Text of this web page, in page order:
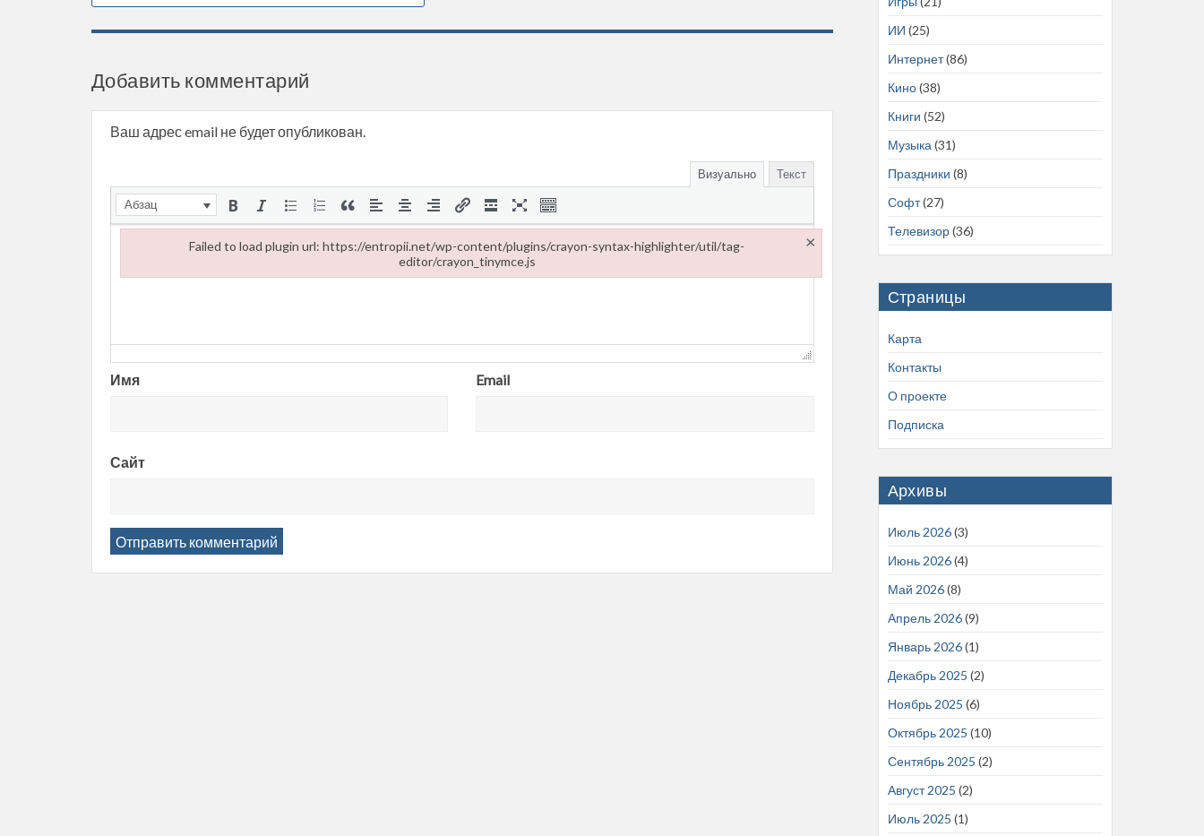
Добавить комментарий
Ваш адрес email не будет опубликован.
Визуально Текст
Абзац
Имя Email
Сайт
ИИ (25)
Интернет(86)
Кино(38)
Книги (52)
Музыка (31)
Праздники (8)
Софт(27)
Телевизор(36)
Страницы
Карта
Контакты
О проекте
Подписка
Архивы
Июль 2026(3)
Июнь 2026(4)
Май 2026(8)
Апрель 2026(9)
Январь 2026(1)
Декабрь 2025 (2)
Ноябрь 2025 (6)
Октябрь 2025 (10)
Сентябрь 2025 (2)
Август 2025 (2)
Июль 2025 (1)
Failed to load plugin url: https://entropii.net/wp-content/plugins/crayon-syntax-highlighter/util/tag-
editor/crayon_tinymce.js
×
Failed to load plugin url: https://entropii.net/wp-content/plugins/crayon-syntax-highlighter/util/tag-editor/crayon_tinymce.js